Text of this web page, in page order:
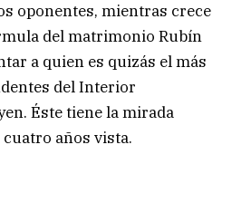
oponentes, mientras crece
del matrimonio Rubín
a quien es quizás el más
del Interior
Éste tiene la mirada
cuatro años vista.